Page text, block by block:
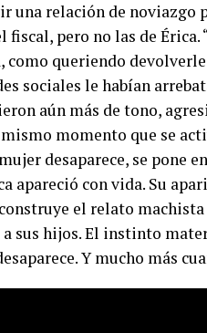
una relación de noviazgo
pero no las de Érica.
como queriendo
sociales le habían
aún más de tono,
momento que se
desaparece, se pone
apareció con vida. Su
el relato
a sus hijos. El instinto
Y mucho más